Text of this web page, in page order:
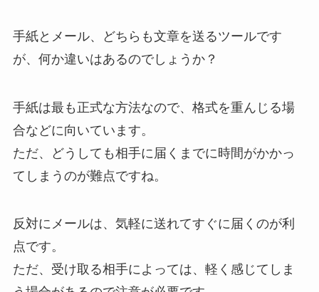
手紙とメール、どちらも文章を送るツールです
が、何か違いはあるのでしょうか？
手紙は最も正式な方法なので、格式を重んじる場
合などに向いています。
ただ、どうしても相手に届くまでに時間がかかっ
てしまうのが難点ですね。
反対にメールは、気軽に送れてすぐに届くのが利
点です。
ただ、受け取る相手によっては、軽く感じてしま